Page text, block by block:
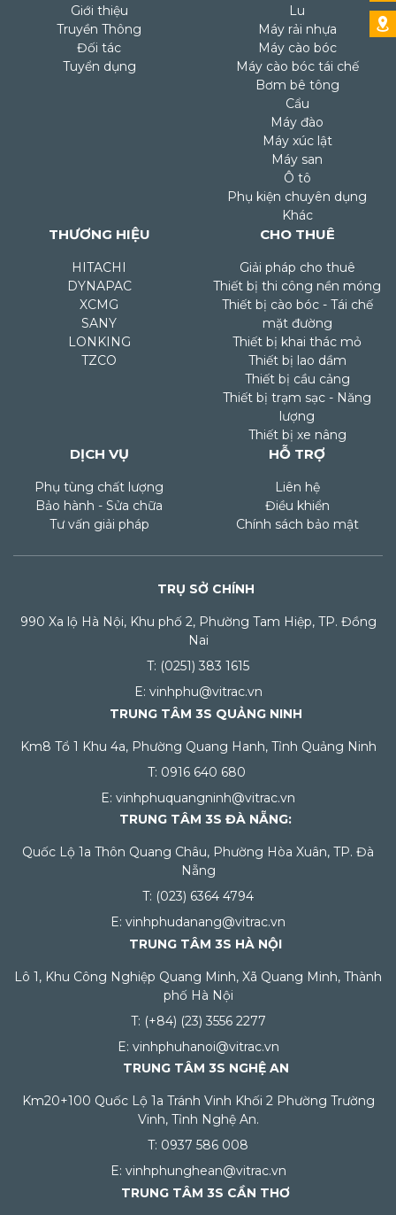
Giới thiệu
Truyền Thông
Đối tác
Tuyển dụng
Lu
Máy rải nhựa
Máy cào bóc
Máy cào bóc tái chế
Bơm bê tông
Cẩu
Máy đào
Máy xúc lật
Máy san
Ô tô
Phụ kiện chuyên dụng
Khác
THƯƠNG HIỆU
HITACHI
DYNAPAC
XCMG
SANY
LONKING
TZCO
CHO THUÊ
Giải pháp cho thuê
Thiết bị thi công nền móng
Thiết bị cào bóc - Tái chế
mặt đường
Thiết bị khai thác mỏ
Thiết bị lao dầm
Thiết bị cầu cảng
Thiết bị trạm sạc - Năng
lượng
Thiết bị xe nâng
DỊCH VỤ
Phụ tùng chất lượng
Bảo hành - Sửa chữa
Tư vấn giải pháp
HỖ TRỢ
Liên hệ
Điều khiển
Chính sách bảo mật
TRỤ SỞ CHÍNH
990 Xa lộ Hà Nội, Khu phố 2, Phường Tam Hiệp, TP. Đồng
Nai
T: (0251) 383 1615
E: vinhphu@vitrac.vn
TRUNG TÂM 3S QUẢNG NINH
Km8 Tổ 1 Khu 4a, Phường Quang Hanh, Tỉnh Quảng Ninh
T: 0916 640 680
E: vinhphuquangninh@vitrac.vn
TRUNG TÂM 3S ĐÀ NẴNG:
Quốc Lộ 1a Thôn Quang Châu, Phường Hòa Xuân, TP. Đà
Nẵng
T: (023) 6364 4794
E: vinhphudanang@vitrac.vn
TRUNG TÂM 3S HÀ NỘI
Lô 1, Khu Công Nghiệp Quang Minh, Xã Quang Minh, Thành
phố Hà Nội
T: (+84) (23) 3556 2277
E: vinhphuhanoi@vitrac.vn
TRUNG TÂM 3S NGHỆ AN
Km20+100 Quốc Lộ 1a Tránh Vinh Khối 2 Phường Trường
Vinh, Tỉnh Nghệ An.
T: 0937 586 008
E: vinhphunghean@vitrac.vn
TRUNG TÂM 3S CẦN THƠ